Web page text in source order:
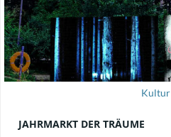
Kultur
JAHRMARKT DER TRÄUME